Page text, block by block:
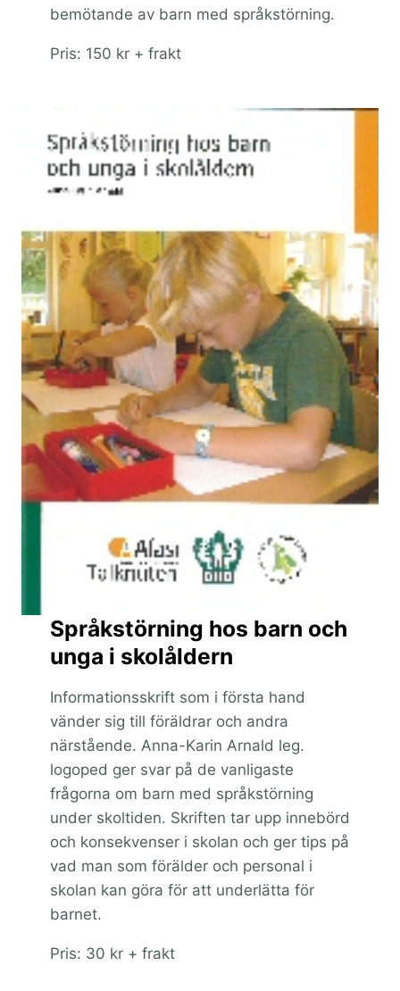
bemötande av barn med språkstörning.
Pris: 150 kr + frakt
Språkstörning hos barn och
unga i skolåldern
Informationsskrift som i första hand
vänder sig till föräldrar och andra
närstående. Anna-Karin Arnald leg.
logoped ger svar på de vanligaste
frågorna om barn med språkstörning
under skoltiden. Skriften tar upp innebörd
och konsekvenser i skolan och ger tips på
vad man som förälder och personal i
skolan kan göra för att underlätta för
barnet.
Pris: 30 kr + frakt